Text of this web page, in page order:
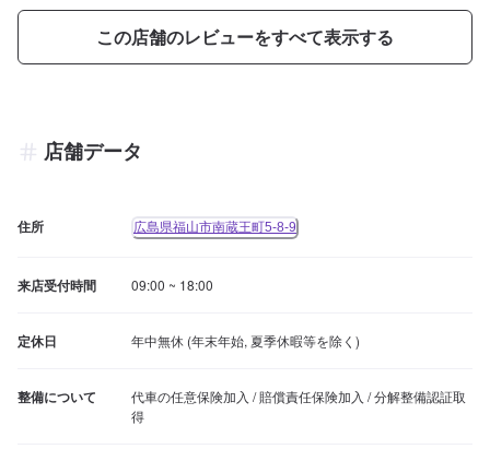
この店舗のレビューをすべて表示する
店舗データ
住所 広島県福山市南蔵王町5-8-9
来店受付時間 09:00 ~ 18:00
定休日 年中無休 (年末年始, 夏季休暇等を除く)
整備について
代車の任意保険加入 / 賠償責任保険加入 / 分解整備認証取
得